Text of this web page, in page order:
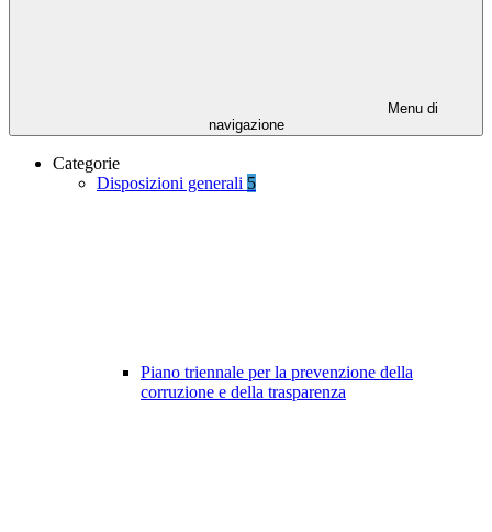
Menu di
navigazione
Categorie
Disposizioni generali 5
Piano triennale per la prevenzione della
corruzione e della trasparenza